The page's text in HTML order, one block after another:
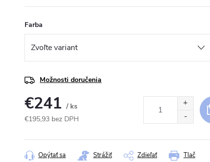
Farba
Možnosti doručenia
€241 / ks
€195,93 bez DPH
cena:
Tlač
Opýtať sa Strážiť Zdieľať